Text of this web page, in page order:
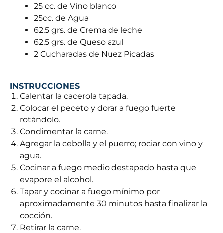
25 cc. de Vino blanco
25cc. de Agua
62,5 grs. de Crema de leche
62,5 grs. de Queso azul
2 Cucharadas de Nuez Picadas
INSTRUCCIONES
Calentar la cacerola tapada.
Colocar el peceto y dorar a fuego fuerte
rotándolo.
Condimentar la carne.
Agregar la cebolla y el puerro; rociar con vino y
agua.
Cocinar a fuego medio destapado hasta que
evapore el alcohol.
Tapar y cocinar a fuego mínimo por
aproximadamente 30 minutos hasta finalizar la
cocción.
Retirar la carne.